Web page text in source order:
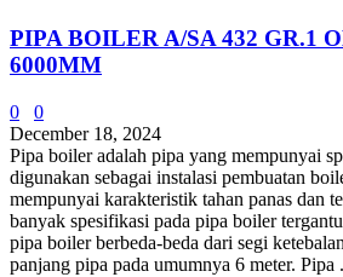
PIPA BOILER A/SA 432 GR.1
6000MM
0
0
December 18, 2024
Pipa boiler adalah pipa yang mempunyai
digunakan sebagai instalasi pembuatan
mempunyai karakteristik tahan panas dan
banyak spesifikasi pada pipa boiler
pipa boiler berbeda-beda dari segi
panjang pipa pada umumnya 6 meter. Pipa